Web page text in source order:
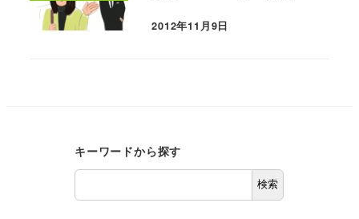
2012年11月9日
キーワードから探す
検索